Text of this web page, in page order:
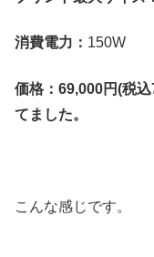
消費電力： 150W
価格： 69,000円(税
てました。
こんな感じです。